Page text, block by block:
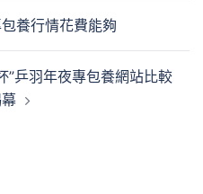
養行情花費能夠
”乒羽年夜專包養網站比較